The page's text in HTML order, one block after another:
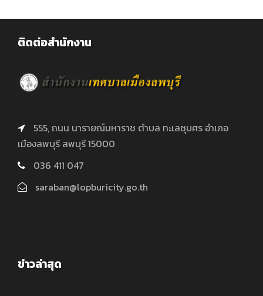
ติดต่อสำนักงาน
555, ถนน นารายณ์มหาราช ตำบล ทะเลชุบศร อำเภอ
เมืองลพบุรี ลพบุรี 15000
036 411 047
saraban@lopburicity.go.th
ข่าวล่าสุด